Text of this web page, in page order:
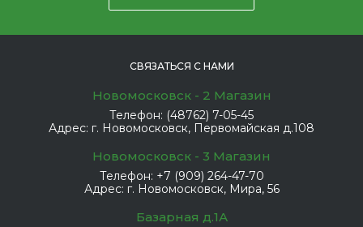
СВЯЗАТЬСЯ С НАМИ
Новомосковск - 2 Магазин
Телефон: (48762) 7-05-45
Адрес: г. Новомосковск, Первомайская д.108
Новомосковск - 3 Магазин
Телефон: +7 (909) 264-47-70
Адрес: г. Новомосковск, Мира, 56
Базарная д.1А